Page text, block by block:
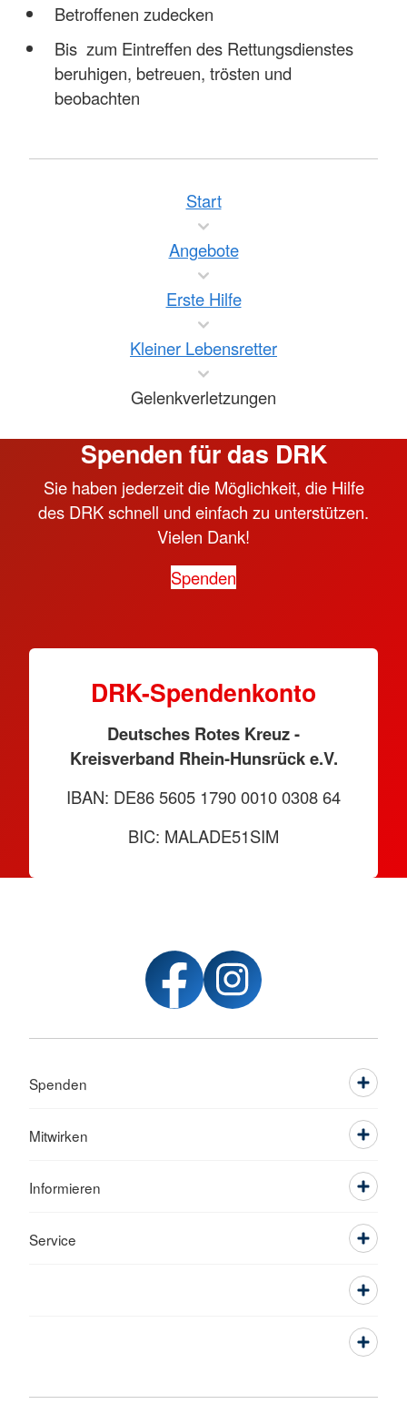
Betroffenen zudecken
Bis zum Eintreffen des Rettungsdienstes
beruhigen, betreuen, trösten und
beobachten
Start
Angebote
Erste Hilfe
Kleiner Lebensretter
Gelenkverletzungen
Spenden für das DRK
Sie haben jederzeit die Möglichkeit, die Hilfe
des DRK schnell und einfach zu unterstützen.
Vielen Dank!
Spenden
DRK-Spendenkonto
Deutsches Rotes Kreuz -
Kreisverband Rhein-Hunsrück e.V.
IBAN: DE86 5605 1790 0010 0308 64
BIC: MALADE51SIM
Spenden
Mitwirken
Informieren
Service